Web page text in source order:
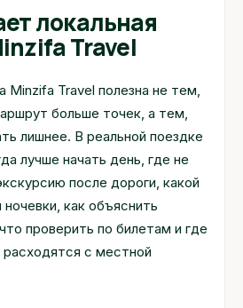
локальная
Travel
Minzifa Travel полезна не тем,
больше точек, а тем,
лишнее. В реальной поездке
лучше начать день, где не
после дороги, какой
как объяснить
проверить по билетам и где
с местной